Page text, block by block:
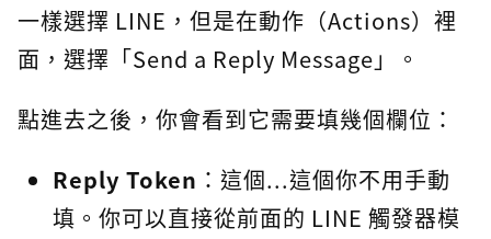
一樣選擇 LINE，但是在動作（Actions）裡
面，選擇「Send a Reply Message」。
點進去之後，你會看到它需要填幾個欄位：
Reply Token ：這個...這個你不用手動
填。你可以直接從前面的 LINE 觸發器模